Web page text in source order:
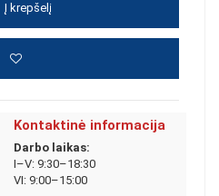
Į krepšelį
Kontaktinė informacija
Darbo laikas:
I–V: 9:30–18:30
VI: 9:00–15:00